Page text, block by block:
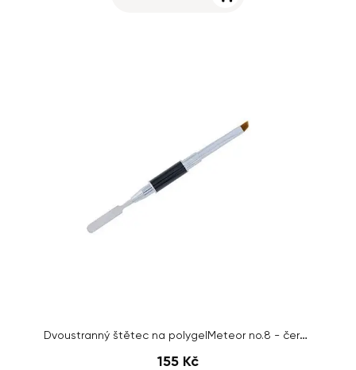
Dvoustranný štětec na polygelMeteor no.8 - černý s krytem
155 Kč